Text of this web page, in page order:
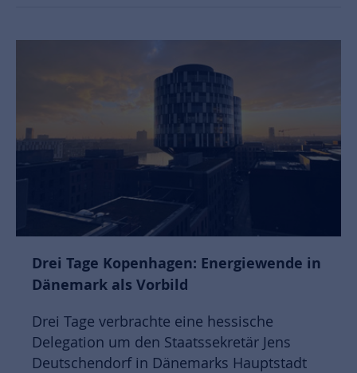
Drei Tage Kopenhagen: Energiewende in
Dänemark als Vorbild
Drei Tage verbrachte eine hessische
Delegation um den Staatssekretär Jens
Deutschendorf in Dänemarks Hauptstadt